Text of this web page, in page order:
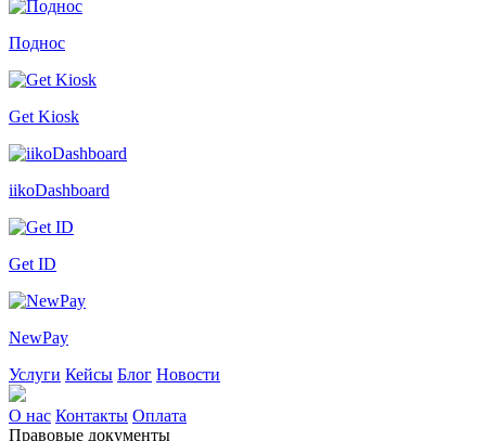
Поднос
Get Kiosk
iikoDashboard
Get ID
NewPay
Услуги Кейсы Блог Новости
О нас Контакты Оплата
Правовые документы